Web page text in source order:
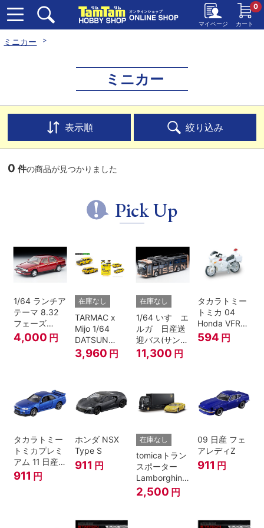
マイページ カート
0
ミニカー
ミニカー
表示順 絞り込み
0 件の商品が見つかりました
Pick Up
1/64 ランチア
テーマ 8.32
フェーズ
I（赤）
4,000 円
在庫なし
TARMAC x
Mijo 1/64
DATSUN
BLUEBIRD
510 WAGON
EDITION.
3,960 円
在庫なし
1/64 いすゞエ
ルガ 日産送
迎バス(サンラ
イズカッパー
M/ 黒）
11,300 円
タカラトミー
トミカ 04
Honda VFR
白バイ SCALE
594 円
タカラトミー
トミカプレミ
アム 11 日産
スカイライン
GT-R V-
911 円
ホンダ NSX
Type S
911 円
在庫なし
tomicaトラン
スポーター
Lamborghini
Countach
25th
2,500 円
09 日産 フェ
アレディZ
911 円